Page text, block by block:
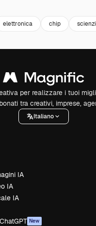
elettronica chip
per realizzare i tuoi
tra creativi, imprese,
Italiano
IA
IA
IA
New